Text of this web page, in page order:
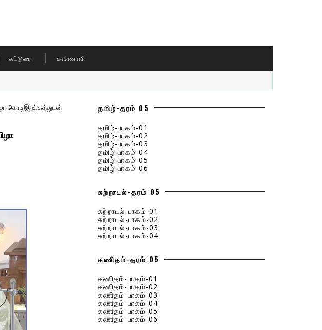
கட்டுரை காணொளி
கொடிஇறக்கத்துடன்
தமிழ்-தரம் 05
தமிழ்-பாகம்-01
தமிழ்-பாகம்-02
தமிழ்-பாகம்-03
தமிழ்-பாகம்-04
தமிழ்-பாகம்-05
தமிழ்-பாகம்-06
சுற்றாடல்-தரம் 05
சுற்றாடல்-பாகம்-01
சுற்றாடல்-பாகம்-02
சுற்றாடல்-பாகம்-03
சுற்றாடல்-பாகம்-04
கணிதம்-தரம் 05
கணிதம்-பாகம்-01
கணிதம்-பாகம்-02
கணிதம்-பாகம்-03
கணிதம்-பாகம்-04
கணிதம்-பாகம்-05
கணிதம்-பாகம்-06